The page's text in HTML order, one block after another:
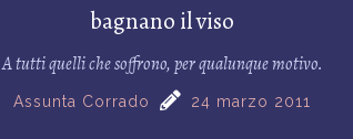
bagnano il viso
A tutti quelli che soffrono, per qualunque motivo.
Assunta Corrado 24 marzo 2011